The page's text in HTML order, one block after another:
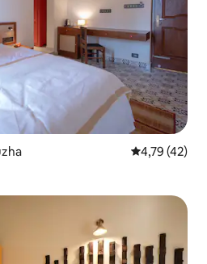
4,79 de uma
4,79 (42)